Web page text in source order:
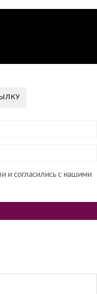
и согласились с нашими